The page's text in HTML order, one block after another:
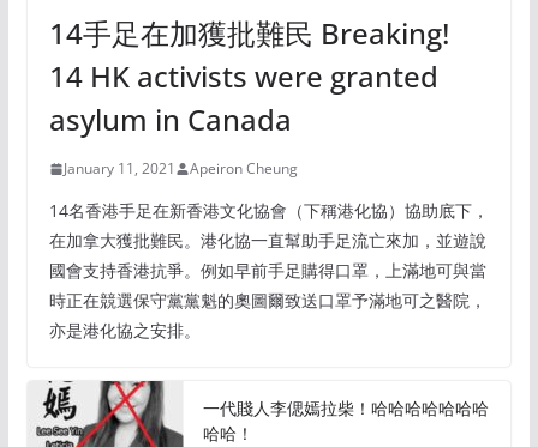
14手足在加獲批難民 Breaking!
14 HK activists were granted
asylum in Canada
January 11, 2021 Apeiron Cheung
14名香港手足在新香港文化協會（下稱港化協）協助底下，
在加拿大獲批難民。港化協一直幫助手足流亡來加，並遊說
國會支持香港抗爭。例如早前手足購得口罩，上滿地可與當
時正在競選保守黨黨魁的奧圖爾致送口罩予滿地可之醫院，
亦是港化協之安排。
一代賤人李偲嫣拉柴！哈哈哈哈哈哈哈
哈哈！